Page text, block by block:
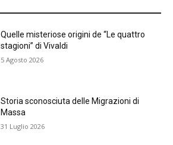
Quelle misteriose origini de “Le quattro
stagioni” di Vivaldi
5 Agosto 2026
Storia sconosciuta delle Migrazioni di
Massa
31 Luglio 2026